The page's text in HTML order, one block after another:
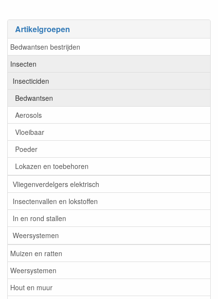
Artikelgroepen
Bedwantsen bestrijden
Insecten
Insecticiden
Bedwantsen
Aerosols
Vloeibaar
Poeder
Lokazen en toebehoren
Vliegenverdelgers elektrisch
Insectenvallen en lokstoffen
In en rond stallen
Weersystemen
Muizen en ratten
Weersystemen
Hout en muur